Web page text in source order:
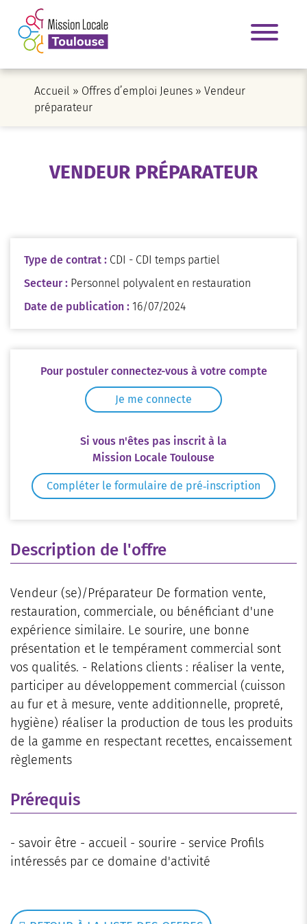
Accueil » Offres d’emploi Jeunes » Vendeur
préparateur
VENDEUR PRÉPARATEUR
Description de l'offre
Vendeur (se)/Préparateur De formation vente,
restauration, commerciale, ou bénéficiant d'une
expérience similaire. Le sourire, une bonne
présentation et le tempérament commercial sont
vos qualités. - Relations clients : réaliser la vente,
participer au développement commercial (cuisson
au fur et à mesure, vente additionnelle, propreté,
hygiène) réaliser la production de tous les produits
de la gamme en respectant recettes, encaissement
règlements
Prérequis
- savoir être - accueil - sourire - service Profils
intéressés par ce domaine d'activité
Type de contrat : CDI - CDI temps partiel
Secteur : Personnel polyvalent en restauration
Date de publication : 16/07/2024
Pour postuler connectez-vous à votre compte
Je me connecte
Si vous n'êtes pas inscrit à la
Mission Locale Toulouse
Compléter le formulaire de pré‑inscription